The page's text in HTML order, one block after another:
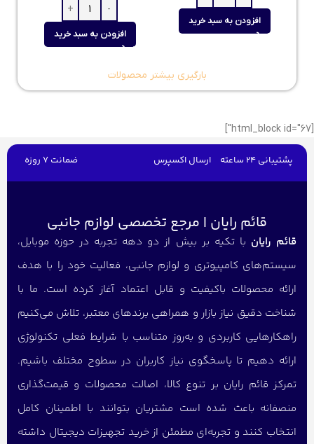
افزودن به سبد خرید
افزودن به سبد خرید
بارگیری بیشتر محصولات
[html_block id="67"]
پشتیبانی 24 ساعته ارسال اکسپرس ضمانت 7 روزه
قائم رایان | مرجع تخصصی لوازم جانبی
قائم رایان با تکیه بر بیش از دو دهه تجربه در حوزه موبایل،
سیستم‌های کامپیوتری و لوازم جانبی، فعالیت خود را با هدف
ارائه محصولات باکیفیت و قابل اعتماد آغاز کرده است. ما با
شناخت دقیق نیاز بازار و همراهی برندهای معتبر، تلاش می‌کنیم
راهکارهایی کاربردی و به‌روز متناسب با شرایط فعلی تکنولوژی
ارائه دهیم تا پاسخگوی نیاز کاربران در سطوح مختلف باشیم.
تمرکز قائم رایان بر تنوع کالا، اصالت محصولات و قیمت‌گذاری
منصفانه باعث شده است مشتریان بتوانند با اطمینان کامل
انتخاب کنند و تجربه‌ای مطمئن از خرید تجهیزات دیجیتال داشته